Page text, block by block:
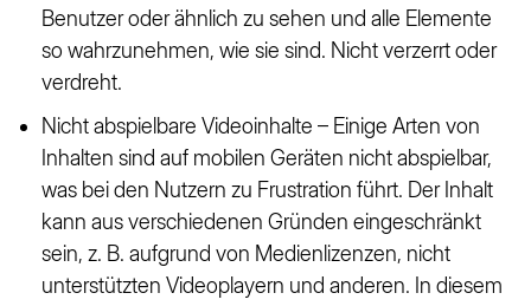
Benutzer oder ähnlich zu sehen und alle Elemente
so wahrzunehmen, wie sie sind. Nicht verzerrt oder
verdreht.
Nicht abspielbare Videoinhalte – Einige Arten von
Inhalten sind auf mobilen Geräten nicht abspielbar,
was bei den Nutzern zu Frustration führt. Der Inhalt
kann aus verschiedenen Gründen eingeschränkt
sein, z. B. aufgrund von Medienlizenzen, nicht
unterstützten Videoplayern und anderen. In diesem